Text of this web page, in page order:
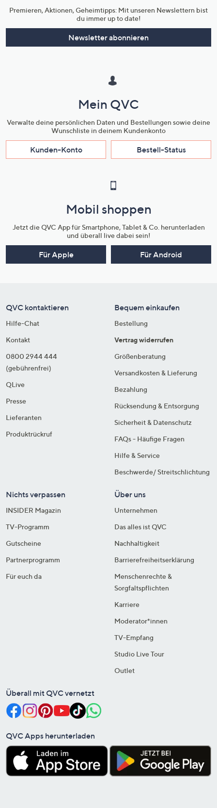
Premieren, Aktionen, Geheimtipps: Mit unseren Newslettern bist
du immer up to date!
Newsletter abonnieren
Mein QVC
Verwalte deine persönlichen Daten und Bestellungen sowie deine
Wunschliste in deinem Kundenkonto
Kunden-Konto Bestell-Status
Mobil shoppen
Jetzt die QVC App für Smartphone, Tablet & Co. herunterladen
und überall live dabei sein!
Für Apple Für Android
QVC kontaktieren
Hilfe-Chat
Kontakt
0800 2944 444
(gebührenfrei)
QLive
Presse
Lieferanten
Produktrückruf
Bequem einkaufen
Bestellung
Vertrag widerrufen
Größenberatung
Versandkosten & Lieferung
Bezahlung
Rücksendung & Entsorgung
Sicherheit & Datenschutz
FAQs - Häufige Fragen
Hilfe & Service
Beschwerde/ Streitschlichtung
Nichts verpassen
INSIDER Magazin
TV-Programm
Gutscheine
Partnerprogramm
Für euch da
Über uns
Unternehmen
Das alles ist QVC
Nachhaltigkeit
Barrierefreiheitserklärung
Menschenrechte &
Sorgfaltspflichten
Karriere
Moderator*innen
TV-Empfang
Studio Live Tour
Outlet
Überall mit QVC vernetzt
QVC Apps herunterladen